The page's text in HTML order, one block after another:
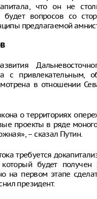
что он не
вопросов со
предлагаемой
с привлекательным,
в отношении
о территориях
проекты в ряде
– сказал Путин.
требуется
будет
на первом этапе
президент.